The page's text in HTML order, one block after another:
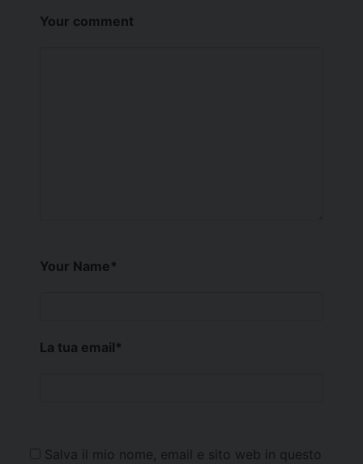
Your comment
Your Name*
La tua email*
Salva il mio nome, email e sito web in questo